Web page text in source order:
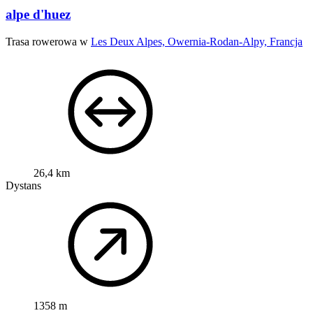
alpe d'huez
Trasa rowerowa w Les Deux Alpes, Owernia-Rodan-Alpy, Francja
26,4 km
Dystans
1358 m